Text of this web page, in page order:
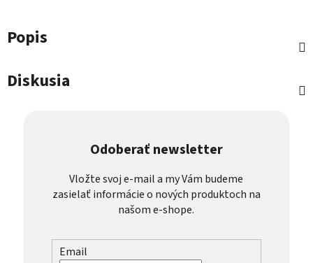
Popis
Diskusia
Odoberať newsletter
Vložte svoj e-mail a my Vám budeme
zasielať informácie o nových produktoch na
našom e-shope.
Email